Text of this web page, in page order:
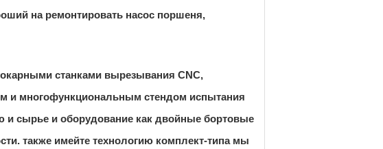
на ремонтировать насос поршеня,
станками вырезывания CNC,
и многофункциональным стендом испытания
и сырье и оборудование как двойные бортовые
также имейте технологию комплект-типа мы